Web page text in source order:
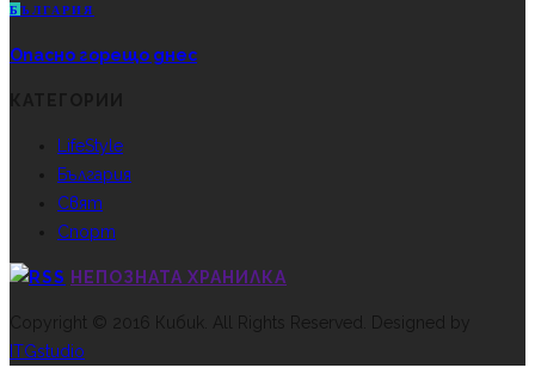
Б ЪЛГАРИЯ
Опасно горещо днес
LifeStyle
България
Свят
Спорт
НЕПОЗНАТА ХРАНИЛКА
Copyright © 2016 Кибик. All Rights Reserved. Designed by
ITGstudio